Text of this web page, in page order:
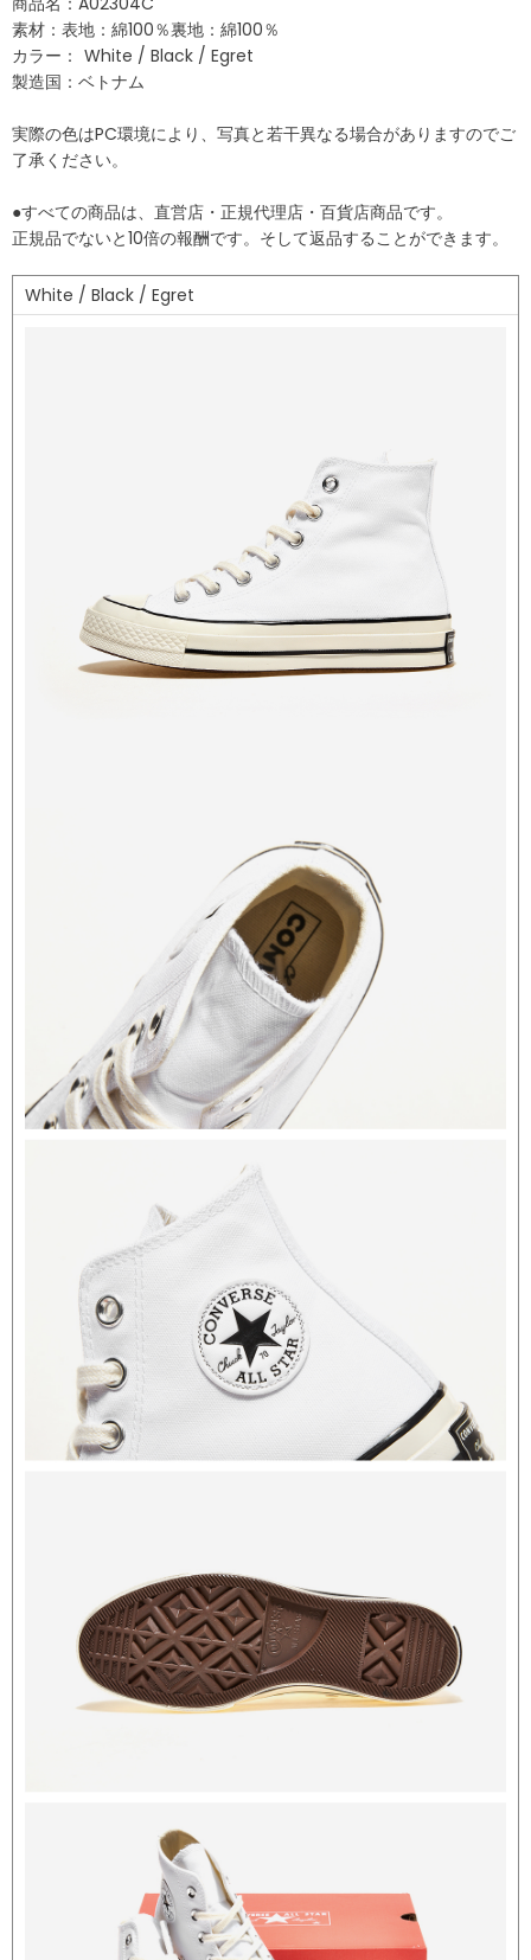
素材：表地：綿100％裏地：綿100％
カラー： White / Black / Egret
製造国：ベトナム
実際の色はPC環境により、写真と若干異なる場合がありますのでご
了承ください。
●すべての商品は、直営店・正規代理店・百貨店商品です。
正規品でないと10倍の報酬です。そして返品することができます。
White / Black / Egret